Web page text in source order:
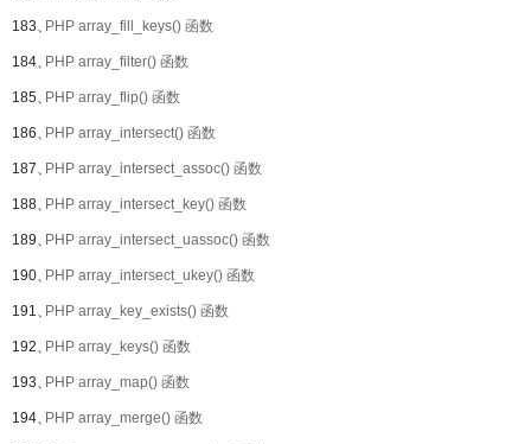
183、PHP array_fill_keys() 函数
184、PHP array_filter() 函数
185、PHP array_flip() 函数
186、PHP array_intersect() 函数
187、PHP array_intersect_assoc() 函数
188、PHP array_intersect_key() 函数
189、PHP array_intersect_uassoc() 函数
190、PHP array_intersect_ukey() 函数
191、PHP array_key_exists() 函数
192、PHP array_keys() 函数
193、PHP array_map() 函数
194、PHP array_merge() 函数